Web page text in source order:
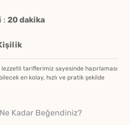
: 20 dakika
tariflerimiz sayesinde hazırlaması
en kolay, hızlı ve pratik şekilde
Kadar Beğendiniz?